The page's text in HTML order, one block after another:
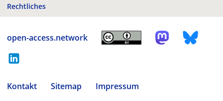
Rechtliches
open-access.network
Kontakt Sitemap
Impressum